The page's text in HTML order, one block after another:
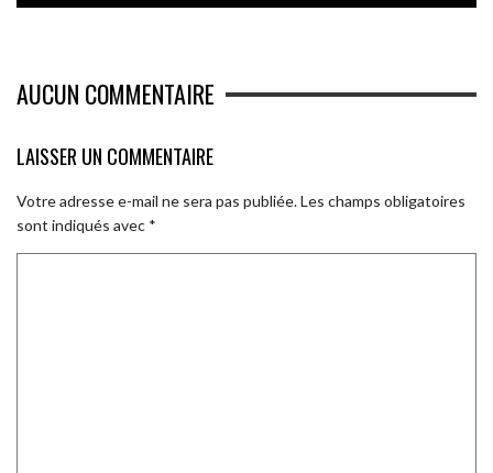
AUCUN COMMENTAIRE
LAISSER UN COMMENTAIRE
Votre adresse e-mail ne sera pas publiée.Les champs obligatoires
sont indiqués avec *